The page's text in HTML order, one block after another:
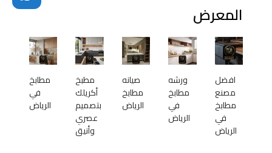
المعرض
افضل
مصنع
مطابخ
في
الرياض
ورشه
مطابخ
في
الرياض
صيانه
مطابخ
الرياض
مطبخ
أكريلك
بتصميم
عصري
وأنيق
مطابخ
في
الرياض